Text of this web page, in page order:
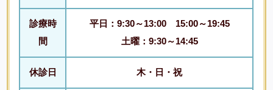
診療時
間
平日：9:30～13:00 15:00～19:45
土曜：9:30～14:45
休診日 木・日・祝